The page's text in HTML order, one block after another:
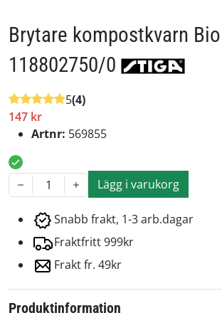
Brytare kompostkvarn
118802750/0
5(4)
147 kr
Artnr: 569855
1 Lägg i varukorg
Snabb frakt, 1-3 arb.dagar
Fraktfritt 999kr
Frakt fr. 49kr
Produktinformation